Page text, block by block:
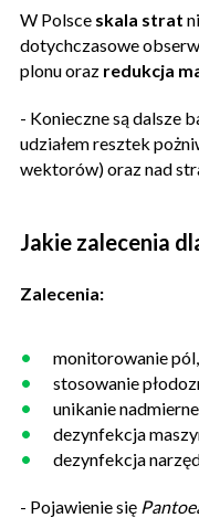
W Polsce skala strat
dotychczasowe
plonu oraz redukcja
- Konieczne są dalsze
udziałem resztek
wektorów) oraz nad
Jakie zalecenia
Zalecenia:
monitorowanie pól,
stosowanie
unikanie
dezynfekcja
dezynfekcja
- Pojawienie się